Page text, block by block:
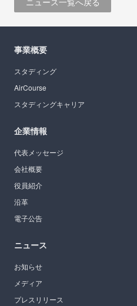
事業概要
スタディング
AirCourse
スタディングキャリア
企業情報
代表メッセージ
会社概要
役員紹介
沿革
電子公告
ニュース
お知らせ
メディア
プレスリリース